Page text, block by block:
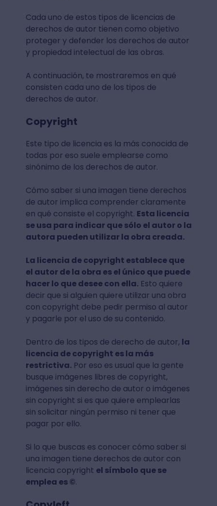
Cada uno de estos tipos de licencias de
derechos de autor tienen como objetivo
proteger y defender los derechos de autor
y propiedad intelectual de las obras.
A continuación, te mostraremos en qué
consisten cada uno de los tipos de
derechos de autor.
Copyright
Este tipo de licencia es la más conocida de
todas por eso suele emplearse como
sinónimo de los derechos de autor.
Cómo saber si una imagen tiene derechos
de autor implica comprender claramente
en qué consiste el copyright. Esta licencia
se usa para indicar que sólo el autor o la
autora pueden utilizar la obra creada.
La licencia de copyright establece que
el autor de la obra es el único que puede
hacer lo que desee con ella.Esto quiere
decir que si alguien quiere utilizar una obra
con copyright debe pedir permiso al autor
y pagarle por el uso de su contenido.
Dentro de los tipos de derecho de autor, la
licencia de copyright es la más
restrictiva.Por eso es usual que la gente
busque imágenes libres de copyright,
imágenes sin derecho de autor o imágenes
sin copyright si es que quiere emplearlas
sin solicitar ningún permiso ni tener que
pagar por ello.
Si lo que buscas es conocer cómo saber si
una imagen tiene derechos de autor con
licencia copyright el símbolo que se
emplea es ©.